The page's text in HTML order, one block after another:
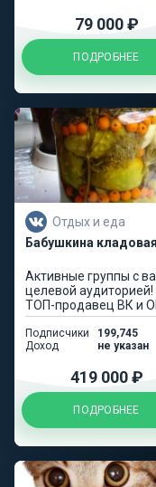
79 000 ₽
ПОДРОБНЕЕ
Отдых и еда
Бабушкина кладовая
Активные группы с
целевой
ТОП-продавец ВК и
Подписчики
199,745
Доход
не указан
419 000 ₽
ПОДРОБНЕЕ